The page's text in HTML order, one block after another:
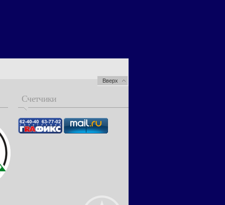
Вверх
Счетчики